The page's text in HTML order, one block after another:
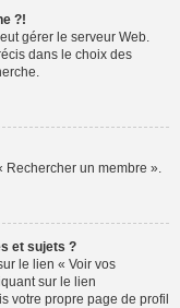
?!
gérer le serveur Web.
dans le choix des
Rechercher un membre ».
et sujets ?
le lien « Voir vos
sur le lien
votre propre page de profil